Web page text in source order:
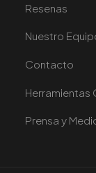
Resenas
Nuestro
Contacto
Herramientas
Prensa y